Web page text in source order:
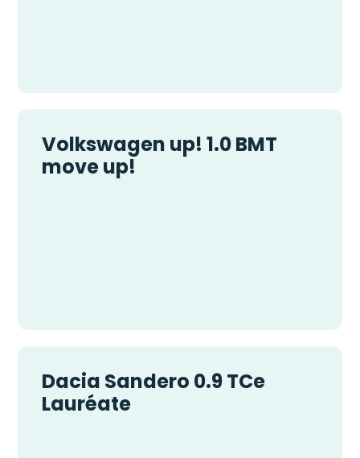
Volkswagen up! 1.0 BMT
move up!
Dacia Sandero 0.9 TCe
Lauréate